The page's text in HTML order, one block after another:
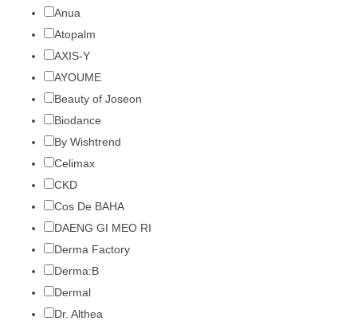
Anua
Atopalm
AXIS-Y
AYOUME
Beauty of Joseon
Biodance
By Wishtrend
Celimax
CKD
Cos De BAHA
DAENG GI MEO RI
Derma Factory
Derma:B
Dermal
Dr. Althea